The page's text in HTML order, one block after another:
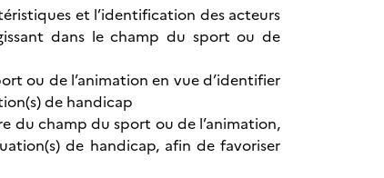
et l’identification des acteurs
dans le champ du sport ou de
ou de l’animation en vue d’identifier
de handicap
du champ du sport ou de l’animation,
de handicap, afin de favoriser